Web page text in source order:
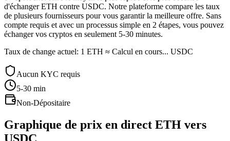
d'échanger ETH contre USDC. Notre plateforme compare les taux
de plusieurs fournisseurs pour vous garantir la meilleure offre. Sans
compte requis et avec un processus simple en 2 étapes, vous pouvez
échanger vos cryptos en seulement 5-30 minutes.
Taux de change actuel: 1 ETH ≈ Calcul en cours... USDC
Aucun KYC requis
5-30 min
Non-Dépositaire
Graphique de prix en direct ETH vers